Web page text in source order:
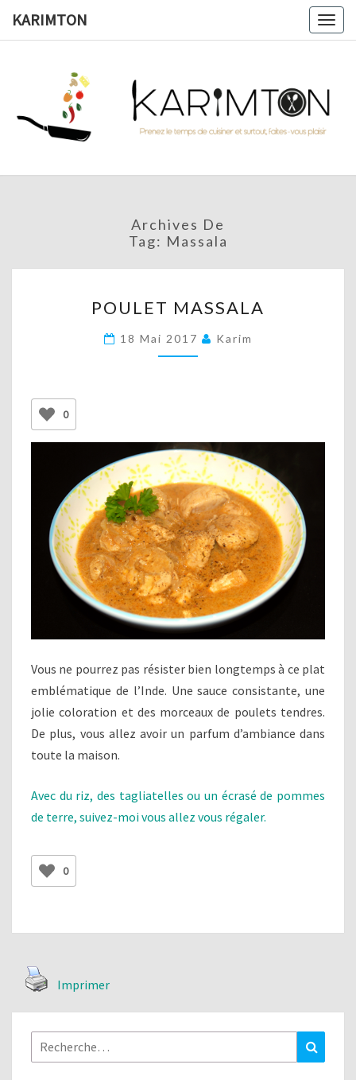
KARIMTON
Prenez
Le
Et
Vous
Plaisir !
Archives De
Tag: Massala
MASSALA
POULET MASSALA
18 Mai 2017 Karim
0
Vous ne pourrez pas résister bien longtemps à ce plat
emblématique de l’Inde. Une sauce consistante, une
jolie coloration et des morceaux de poulets tendres.
De plus, vous allez avoir un parfum d’ambiance dans
toute la maison.
Avec du riz, des tagliatelles ou un écrasé de pommes
de terre, suivez-moi vous allez vous régaler.
0
Imprimer
Rechercher :